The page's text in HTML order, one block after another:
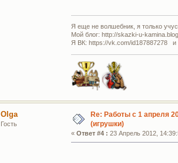
Я еще не волшебник, я только
Мой блог: http://skazki-u-
Я ВК: https://vk.com/id187887278 и
Olga
Гость
Re: Работы с 1 апреля
(игрушки)
«Ответ #4 : 23 Апрель 2012,